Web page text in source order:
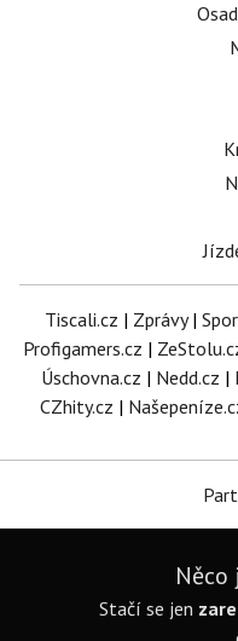
Tiscali.cz | Zprávy|
Profigamers.cz |
Úschovna.cz | Nedd.cz |
CZhity.cz |
Něco
Stačí se jen